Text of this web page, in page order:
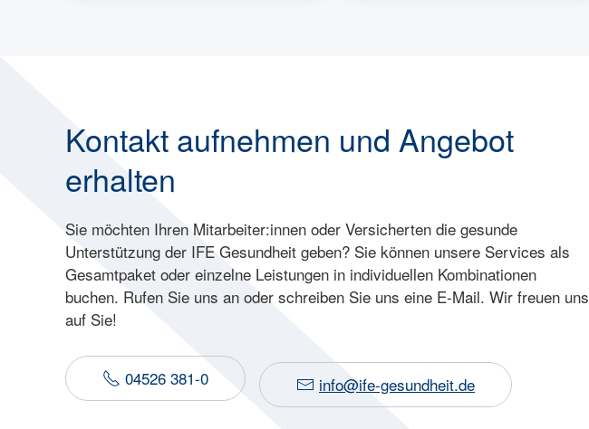
Kontakt aufnehmen und Angebot
erhalten
Sie möchten Ihren Mitarbeiter:innen oder Versicherten die gesunde
Unterstützung der IFE Gesundheit geben? Sie können unsere Services als
Gesamtpaket oder einzelne Leistungen in individuellen Kombinationen
buchen. Rufen Sie uns an oder schreiben Sie uns eine E-Mail. Wir freuen uns
auf Sie!
04526 381-0 info@ife-gesundheit.de